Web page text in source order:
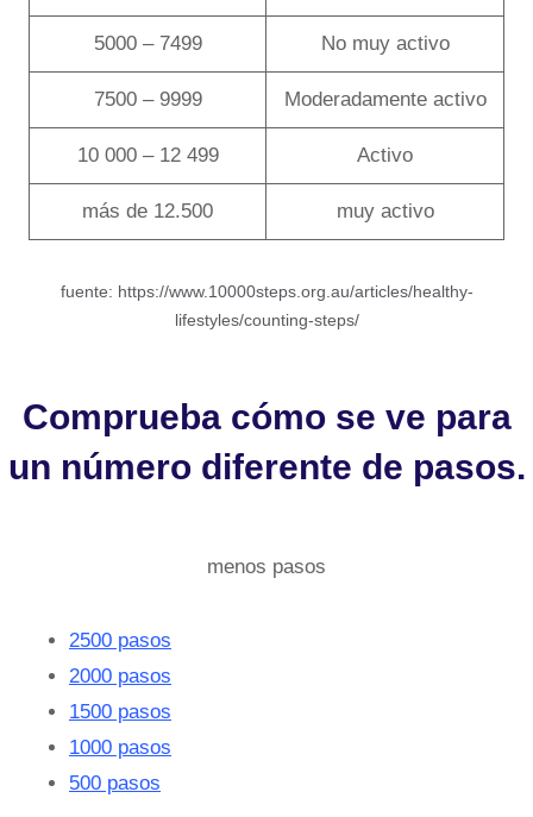
5000 – 7499 No muy activo
7500 – 9999 Moderadamente activo
10 000 – 12 499 Activo
más de 12.500 muy activo
fuente: https://www.10000steps.org.au/articles/healthy-
lifestyles/counting-steps/
Comprueba cómo se ve para
un número diferente de pasos.
menos pasos
2500 pasos
2000 pasos
1500 pasos
1000 pasos
500 pasos